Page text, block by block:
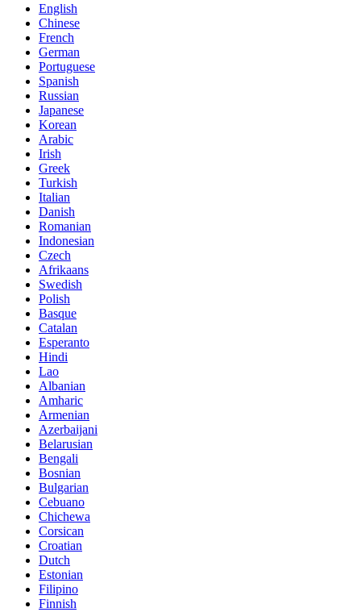
English
Chinese
French
German
Portuguese
Spanish
Russian
Japanese
Korean
Arabic
Irish
Greek
Turkish
Italian
Danish
Romanian
Indonesian
Czech
Afrikaans
Swedish
Polish
Basque
Catalan
Esperanto
Hindi
Lao
Albanian
Amharic
Armenian
Azerbaijani
Belarusian
Bengali
Bosnian
Bulgarian
Cebuano
Chichewa
Corsican
Croatian
Dutch
Estonian
Filipino
Finnish